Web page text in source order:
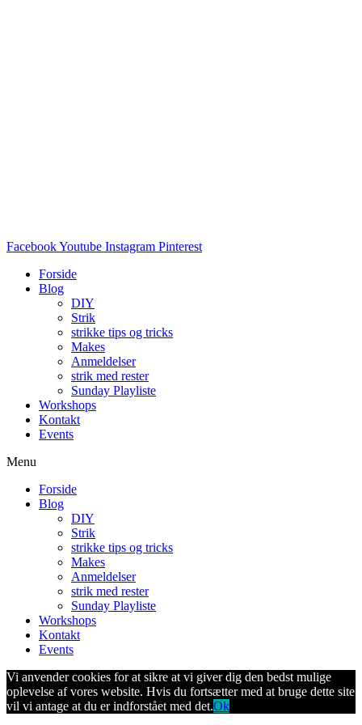
FacebookYoutube Instagram Pinterest
Forside
Blog
DIY
Strik
strikke tips og tricks
Makes
Anmeldelser
strik med rester
Sunday Playliste
Workshops
Kontakt
Events
Menu
Forside
Blog
DIY
Strik
strikke tips og tricks
Makes
Anmeldelser
strik med rester
Sunday Playliste
Workshops
Kontakt
Events
Vi anvender cookies for at sikre at vi giver dig den bedst mulige
oplevelse af vores website. Hvis du fortsætter med at bruge dette site
vil vi antage at du er indforstået med det.Ok